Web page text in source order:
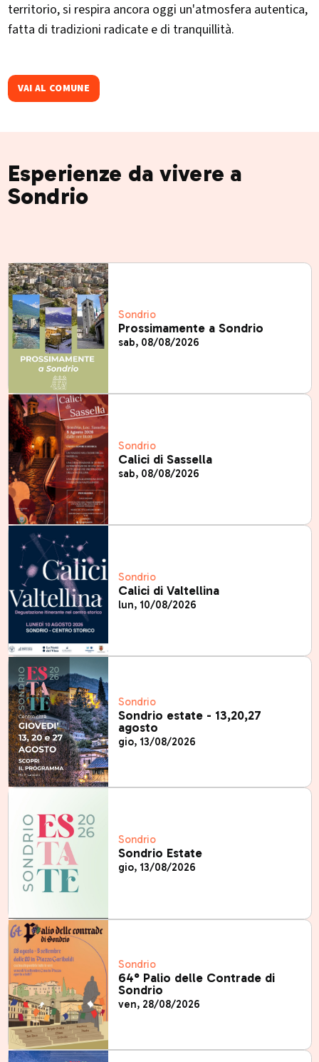
territorio, si respira ancora oggi un'atmosfera autentica,
fatta di tradizioni radicate e di tranquillità.
VAI AL COMUNE
Esperienze da vivere a
Sondrio
Sondrio
Prossimamente a Sondrio
sab, 08/08/2026
Sondrio
Calici di Sassella
sab, 08/08/2026
Sondrio
Calici di Valtellina
lun, 10/08/2026
Sondrio
Sondrio estate - 13,20,27
agosto
gio, 13/08/2026
Sondrio
Sondrio Estate
gio, 13/08/2026
Sondrio
64° Palio delle Contrade di
Sondrio
ven, 28/08/2026